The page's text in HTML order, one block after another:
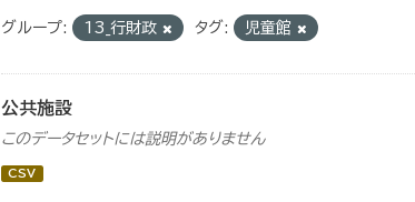
グループ: 13_行財政 タグ: 児童館
公共施設
このデータセットには説明がありません
CSV